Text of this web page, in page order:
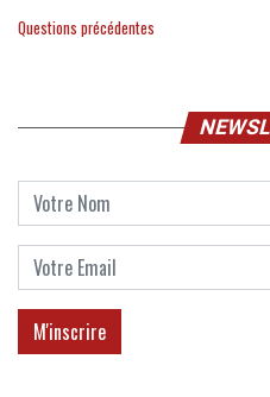
Questions précédentes